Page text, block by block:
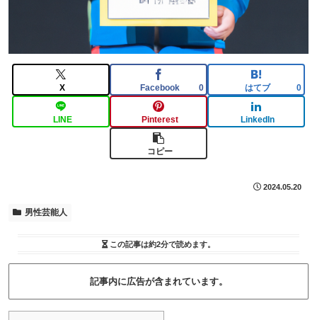
X Facebook 0 はてブ 0
LINE Pinterest LinkedIn
コピー
2024.05.20
男性芸能人
この記事は約2分で読めます。
記事内に広告が含まれています。